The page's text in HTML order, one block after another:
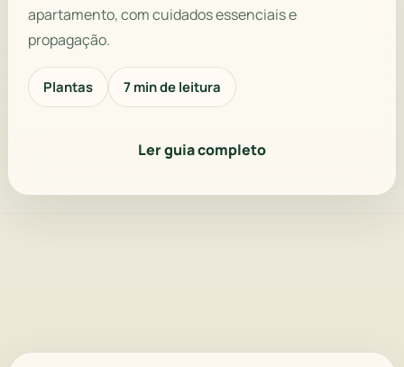
apartamento, com cuidados essenciais e
propagação.
Plantas 7 min de leitura
Ler guia completo